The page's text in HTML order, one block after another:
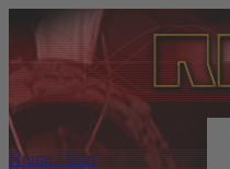
Home / Start